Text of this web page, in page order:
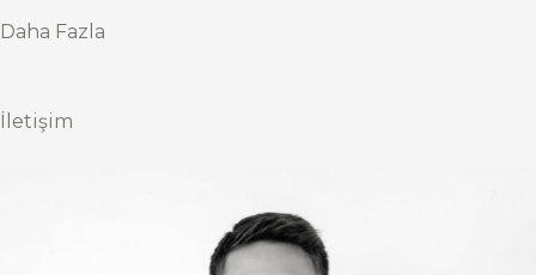
Daha Fazla
İletişim